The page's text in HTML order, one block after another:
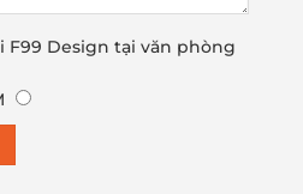
F99 Design tại văn phòng